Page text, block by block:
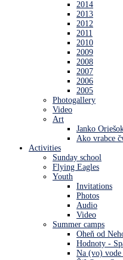
2014
2013
2012
2011
2010
2009
2008
2007
2006
2005
Photogallery
Video
Art
Janko
Ako vrabce
Activities
Sunday school
Flying Eagles
Youth
Invitations
Photos
Audio
Video
Summer camps
Oheň od
Hodnoty -
Na (vo)